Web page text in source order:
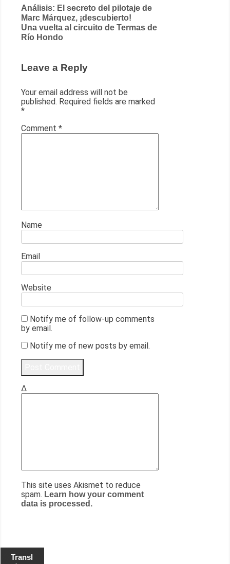
Post
navigation
Análisis: El secreto del pilotaje de
Marc Márquez, ¡descubierto!
Una vuelta al circuito de Termas de
Río Hondo
Leave a Reply
Your email address will not be
published. Required fields are marked
*
Comment *
Name
Email
Website
Notify me of follow-up comments
by email.
Notify me of new posts by email.
Δ
This site uses Akismet to reduce
spam. Learn how your comment
data is processed.
Transl